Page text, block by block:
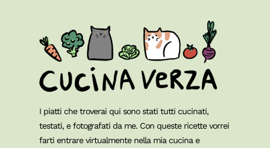
I piatti che troverai qui sono stati tutti cucinati,
testati, e fotografati da me. Con queste ricette vorrei
farti entrare virtualmente nella mia cucina e